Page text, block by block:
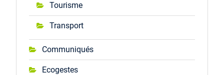
Tourisme
Transport
Communiqués
Ecogestes